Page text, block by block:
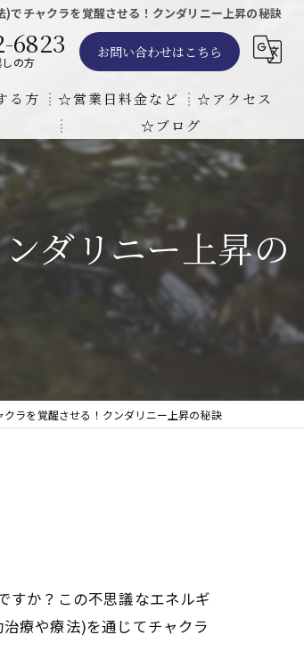
)でチャクラを覚醒させる！クンダリニー上昇の秘訣
6823
の方
お問い合わせはこちら
る方
ングで難病の克服の方法と効果
☆営業日料金など
東京での瞑想気功教室の開催について
☆アクセス
天啓気療院 東京店
☆ブログ
ダリニー上昇の
ラを覚醒させる！クンダリニー上昇の秘訣
すか？この不思議なエネルギ
療や療法)を通じてチャクラ